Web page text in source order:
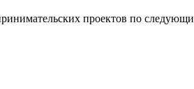
проектов по